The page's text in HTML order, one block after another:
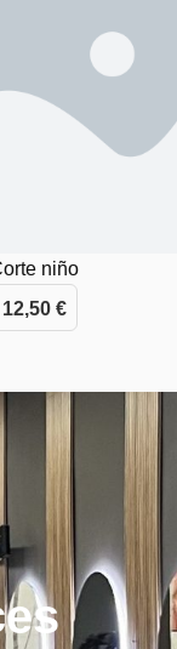
niño
12,50 €